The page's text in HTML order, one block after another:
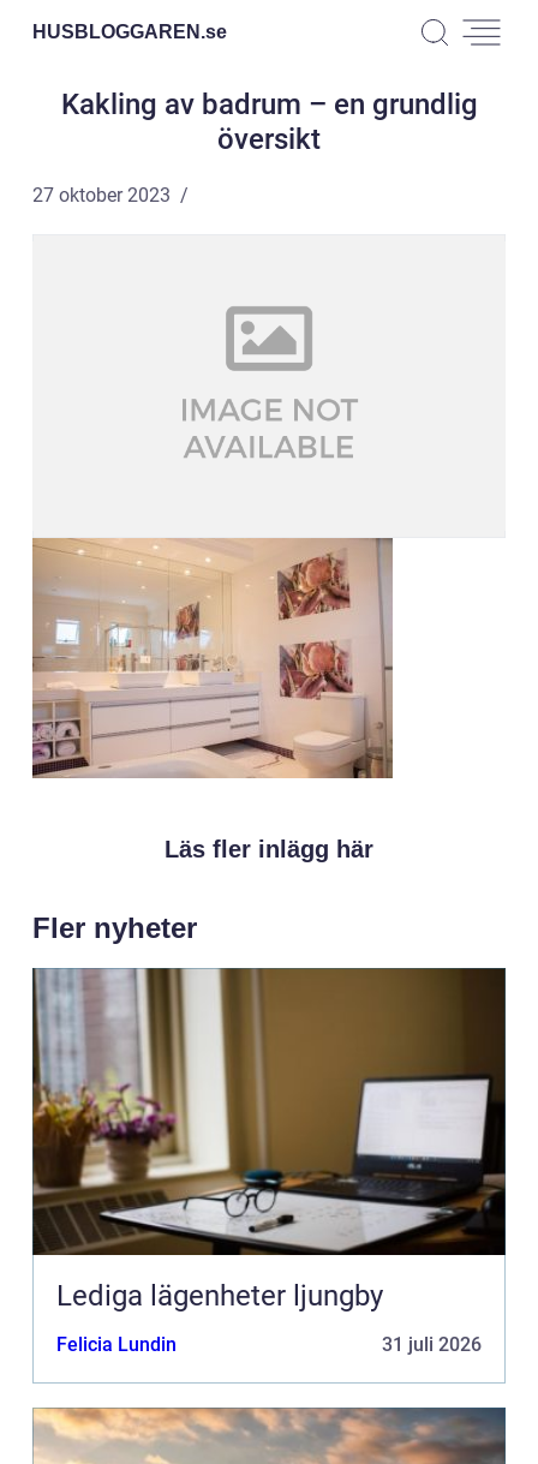
HUSBLOGGAREN.se
Kakling av badrum – en grundlig
översikt
27 oktober 2023
Läs fler inlägg här
Fler nyheter
Lediga lägenheter ljungby
Felicia Lundin 31 juli 2026